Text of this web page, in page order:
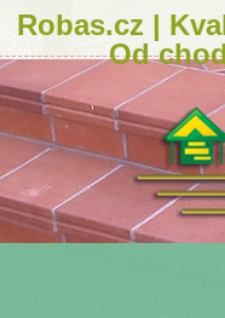
Robas.cz |
Od